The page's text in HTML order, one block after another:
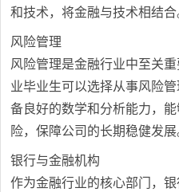
和技术，将金融与技术相结合
风险管理
风险管理是金融行业中至关
业毕业生可以选择从事风险
备良好的数学和分析能力，
险，保障公司的长期稳健发展
银行与金融机构
作为金融行业的核心部门，